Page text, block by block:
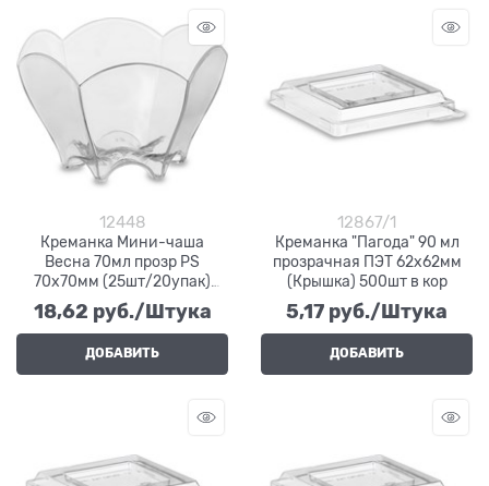
12448
Креманка Мини-чаша
Весна 70мл прозр PS
70х70мм (25шт/20упак)
500шт в кор
18,62 руб./Штука
ДОБАВИТЬ
12867/1
Креманка "Пагода" 90 мл
прозрачная ПЭТ 62х62мм
(Крышка) 500шт в кор
5,17 руб./Штука
ДОБАВИТЬ